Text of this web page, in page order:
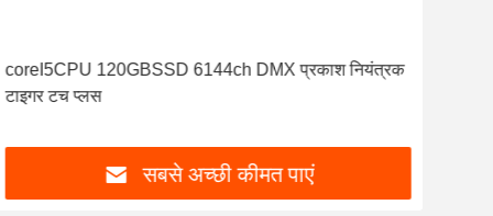
coreI5CPU 120GBSSD 6144ch DMX प्रकाश नियंत्रक
टाइगर टच प्लस
सबसे अच्छी कीमत पाएं